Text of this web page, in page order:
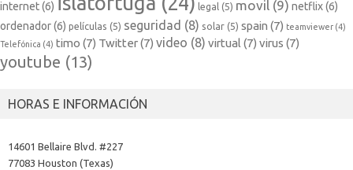
internet(6) legal (5) movil (9) netflix(6)
ordenador(6) películas (5) seguridad (8) solar (5) spain (7) teamviewer (4)
Telefónica (4) timo (7) Twitter(7) video (8) virtual (7) virus (7)
youtube (13)
HORAS E INFORMACIÓN
14601 Bellaire Blvd. #227
77083 Houston (Texas)